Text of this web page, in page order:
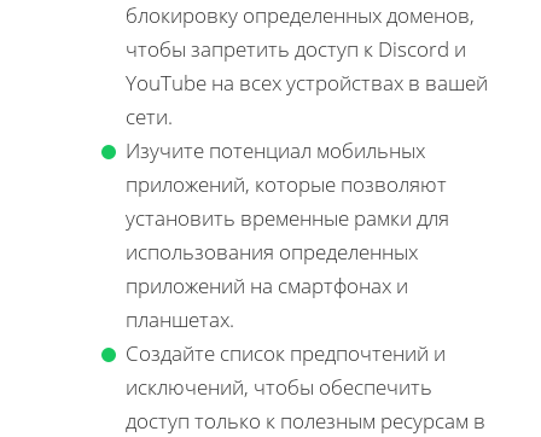
блокировку определенных доменов,
чтобы запретить доступ к Discord и
YouTube на всех устройствах в вашей
сети.
Изучите потенциал мобильных
приложений, которые позволяют
установить временные рамки для
использования определенных
приложений на смартфонах и
планшетах.
Создайте список предпочтений и
исключений, чтобы обеспечить
доступ только к полезным ресурсам в